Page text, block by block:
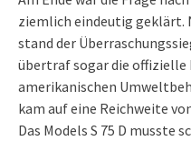
ziemlich eindeutig geklärt.
stand der
übertraf sogar die offizielle
amerikanischen
kam auf eine Reichweite
Das Models S 75 D musste